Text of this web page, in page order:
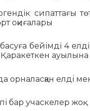
сипаттағы
оқиғалары
бейімді 4
ауылына
орналасқан елді
бар учаскелер жоқ.